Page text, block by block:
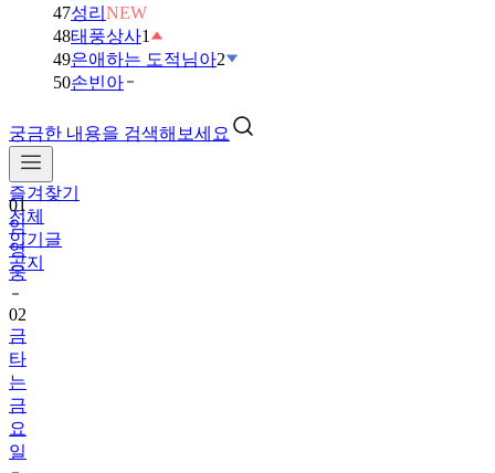
47성리 NEW
48태풍상사1
49은애하는 도적님아2
50손빈아
궁금한 내용을 검색해보세요
즐겨찾기
전체
인기글
공지
01
임
영
웅
02
금
타
는
금
요
일